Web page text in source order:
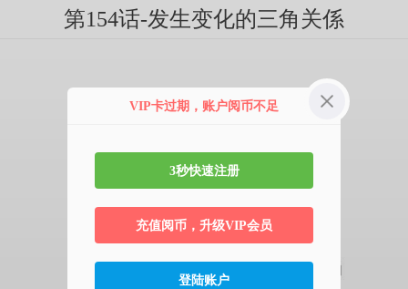
第154话-发生变化的三角关係
VIP卡过期，账户阅币不足
3秒快速注册
充值阅币，升级VIP会员
登陆账户